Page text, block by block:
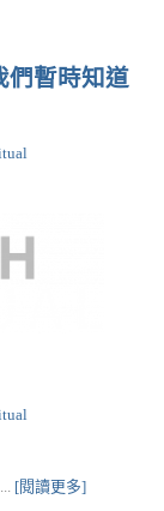
們暫時知道
[閱讀更多]